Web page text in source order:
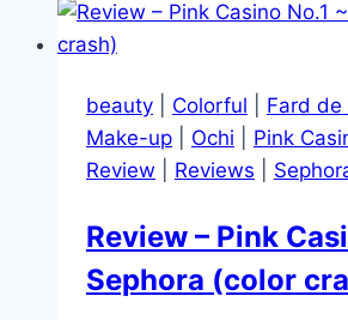
Life
beauty Colorful Fard de
Make-up
Ochi Pink
Review
Reviews
Review – Pink
Sephora (color